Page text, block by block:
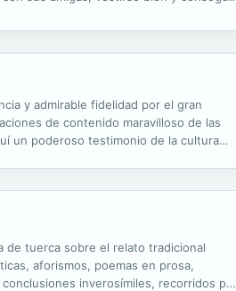
y admirable fidelidad por el gran
de contenido maravilloso de las
un poderoso testimonio de la cultura
de tuerca sobre el relato tradicional
aforismos, poemas en prosa,
inverosímiles, recorridos por